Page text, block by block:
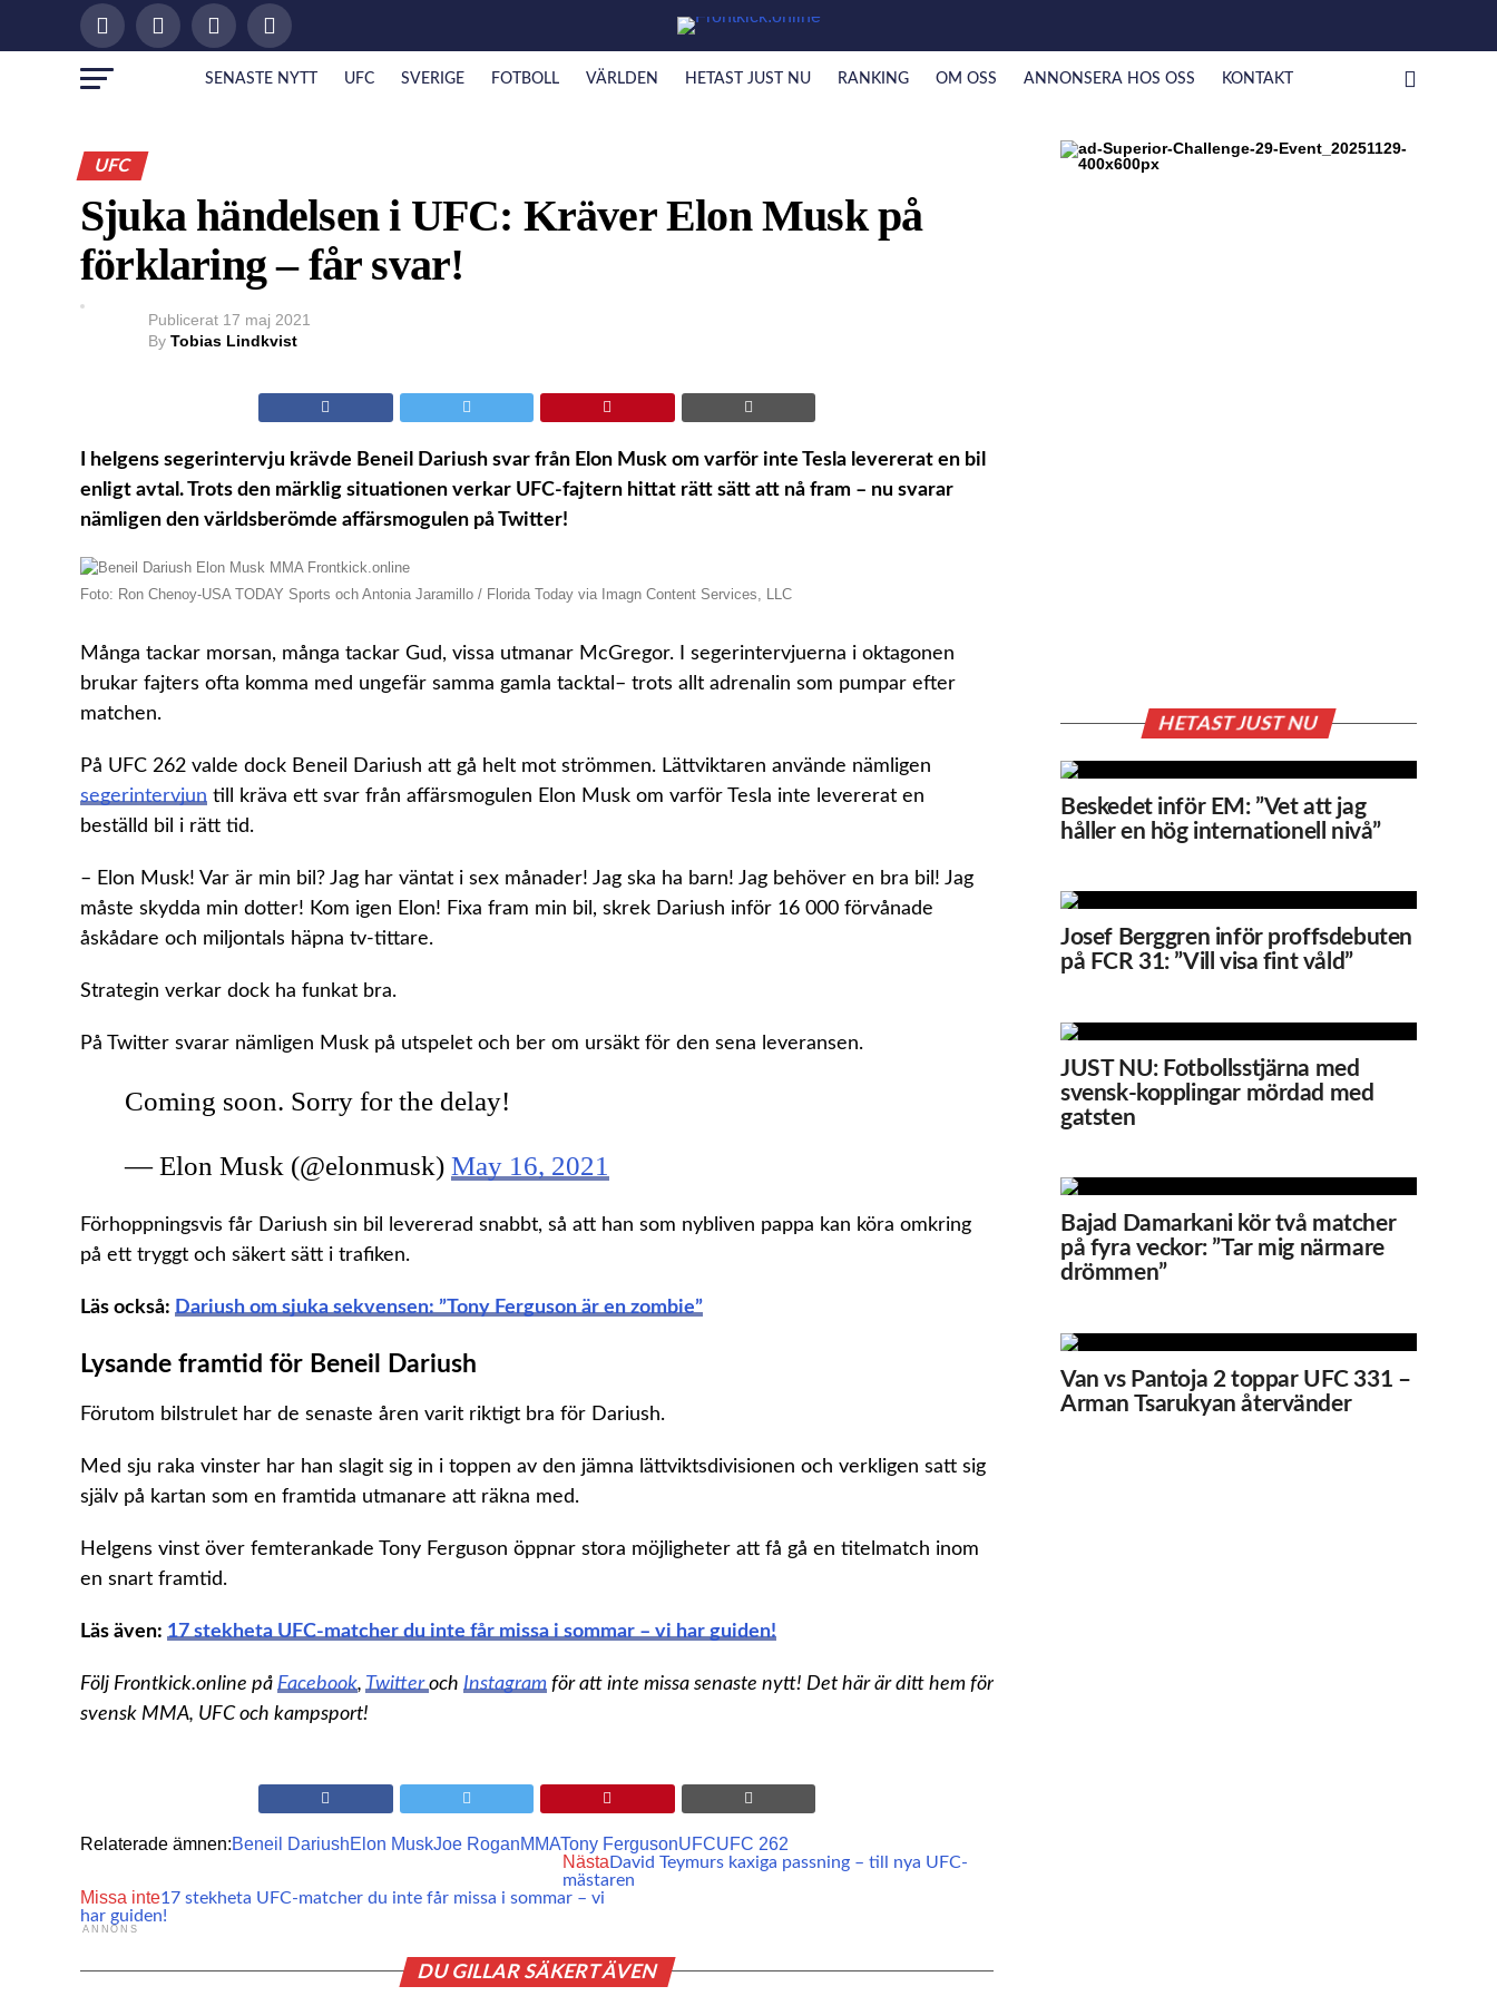
SENASTE NYTT UFC SVERIGE FOTBOLL VÄRLDEN HETAST JUST NU RANKING OM OSS ANNONSERA HOS OSS KONTAKT
UFC
Sjuka händelsen i UFC: Kräver Elon Musk på
förklaring – får svar!
Publicerat 17 maj 2021
By Tobias Lindkvist
I helgens segerintervju krävde Beneil Dariush svar från Elon Musk om varför inte Tesla levererat en bil
enligt avtal. Trots den märklig situationen verkar UFC-fajtern hittat rätt sätt att nå fram – nu svarar
nämligen den världsberömde affärsmogulen på Twitter!
Foto: Ron Chenoy-USA TODAY Sports och Antonia Jaramillo / Florida Today via Imagn Content Services, LLC
Många tackar morsan, många tackar Gud, vissa utmanar McGregor. I segerintervjuerna i oktagonen
brukar fajters ofta komma med ungefär samma gamla tacktal– trots allt adrenalin som pumpar efter
matchen.
På UFC 262 valde dock Beneil Dariush att gå helt mot strömmen. Lättviktaren använde nämligen
segerintervjun till kräva ett svar från affärsmogulen Elon Musk om varför Tesla inte levererat en
beställd bil i rätt tid.
– Elon Musk! Var är min bil? Jag har väntat i sex månader! Jag ska ha barn! Jag behöver en bra bil! Jag
måste skydda min dotter! Kom igen Elon! Fixa fram min bil, skrek Dariush inför 16 000 förvånade
åskådare och miljontals häpna tv-tittare.
Strategin verkar dock ha funkat bra.
På Twitter svarar nämligen Musk på utspelet och ber om ursäkt för den sena leveransen.
Coming soon. Sorry for the delay!
— Elon Musk (@elonmusk) May 16, 2021
Förhoppningsvis får Dariush sin bil levererad snabbt, så att han som nybliven pappa kan köra omkring
på ett tryggt och säkert sätt i trafiken.
Läs också: Dariush om sjuka sekvensen: ”Tony Ferguson är en zombie”
Lysande framtid för Beneil Dariush
Förutom bilstrulet har de senaste åren varit riktigt bra för Dariush.
Med sju raka vinster har han slagit sig in i toppen av den jämna lättviktsdivisionen och verkligen satt sig
själv på kartan som en framtida utmanare att räkna med.
Helgens vinst över femterankade Tony Ferguson öppnar stora möjligheter att få gå en titelmatch inom
en snart framtid.
Läs även: 17 stekheta UFC-matcher du inte får missa i sommar – vi har guiden!
Följ Frontkick.online på Facebook, Twitteroch Instagram för att inte missa senaste nytt! Det här är ditt hem för
svensk MMA, UFC och kampsport!
Relaterade ämnen:Beneil DariushElon MuskJoe RoganMMATony FergusonUFCUFC 262
Nästa David Teymurs kaxiga passning – till nya UFC-
mästaren
Missa inte17 stekheta UFC-matcher du inte får missa i sommar – vi
har guiden!
ANNONS
DU GILLAR SÄKERT ÄVEN
HETAST JUST NU
Beskedet inför EM: ”Vet att jag
håller en hög internationell nivå”
Josef Berggren inför proffsdebuten
på FCR 31: ”Vill visa fint våld”
JUST NU: Fotbollsstjärna med
svensk-kopplingar mördad med
gatsten
Bajad Damarkani kör två matcher
på fyra veckor: ”Tar mig närmare
drömmen”
Van vs Pantoja 2 toppar UFC 331 –
Arman Tsarukyan återvänder